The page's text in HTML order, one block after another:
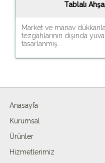
Tablalı
Market ve manav
tezgahlarının dışında
tasarlanmış...
Anasayfa
Kurumsal
Ürünler
Hizmetlerimiz